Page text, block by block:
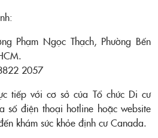
Phạm Ngọc Thạch, Phường Bến
2057
tiếp với cơ sở của Tổ chức Di cư
số điện thoại hotline hoặc website
khám sức khỏe định cư Canada.